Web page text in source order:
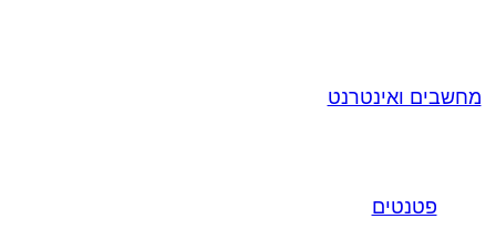
מחשבים ואינטרנט
פטנטים